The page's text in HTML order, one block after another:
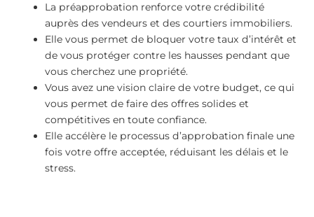
La préapprobation renforce votre crédibilité
auprès des vendeurs et des courtiers immobiliers.
Elle vous permet de bloquer votre taux d’intérêt et
de vous protéger contre les hausses pendant que
vous cherchez une propriété.
Vous avez une vision claire de votre budget, ce qui
vous permet de faire des offres solides et
compétitives en toute confiance.
Elle accélère le processus d’approbation finale une
fois votre offre acceptée, réduisant les délais et le
stress.